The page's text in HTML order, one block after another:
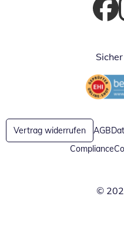
Öffnet
Öffnet
Vertrag widerrufen AGB
Compliance
©